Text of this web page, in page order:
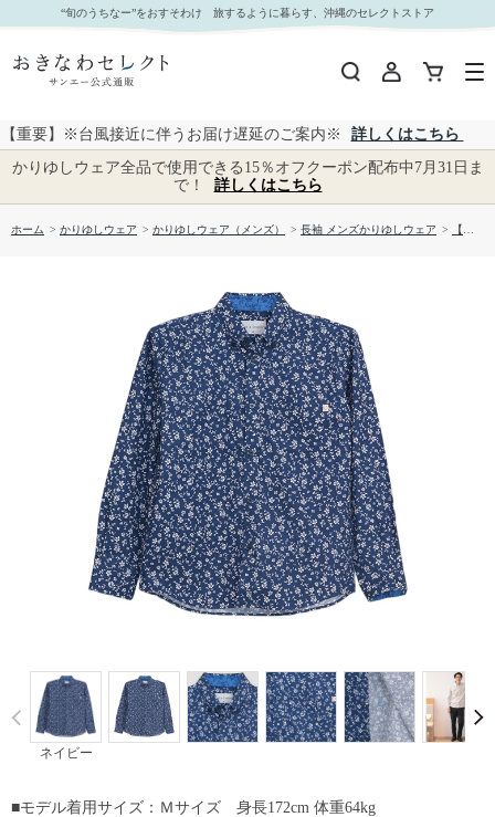
【送料無料】形態安定小花トライバル柄 長袖 かりゆしウェアP1024-312 Kr24｜おきなわセレク
ト サンエー公式通販
“旬のうちなー”をおすそわけ 旅するように暮らす、沖縄のセレクトストア
【重要】※台風接近に伴うお届け遅延のご案内※
詳しくはこちら
かりゆしウェア全品で使用できる15％オフクーポン配布中7月31日ま
で！
詳しくはこちら
ホーム > かりゆしウェア > かりゆしウェア（メンズ） > 長袖 メンズかりゆしウェア > 【送料無料】形態安定小花トライバル柄 長袖 かりゆしウェアP1024-312 Kr24
ネイビー
Prev
■モデル着用サイズ：Ｍサイズ 身長172cm 体重64kg